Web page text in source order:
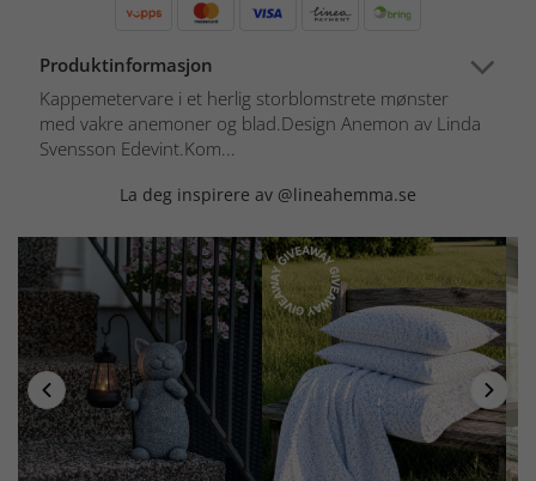
Produktinformasjon
Kappemetervare i et herlig storblomstrete mønster
med vakre anemoner og blad.Design Anemon av Linda
Svensson Edevint.Kom...
La deg inspirere av @lineahemma.se